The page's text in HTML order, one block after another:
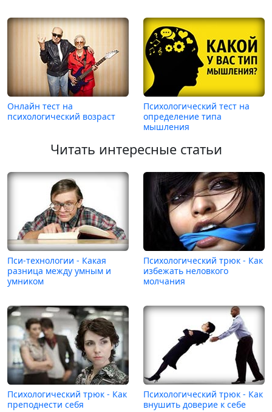
Онлайн тест на
психологический возраст
Психологический тест на
определение типа
мышления
Читать интересные статьи
Пси-технологии - Какая
разница между умным и
умником
Психологический трюк - Как
избежать неловкого
молчания
Психологический трюк - Как
преподнести себя
Психологический трюк - Как
внушить доверие к себе